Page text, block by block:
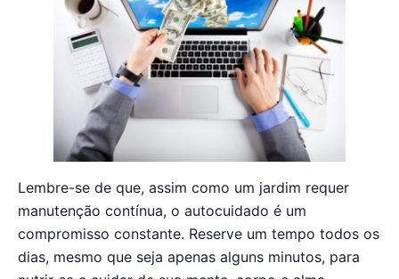
Lembre-se de que, assim como um jardim requer
manutenção contínua, o autocuidado é um
compromisso constante. Reserve um tempo todos os
dias, mesmo que seja apenas alguns minutos, para